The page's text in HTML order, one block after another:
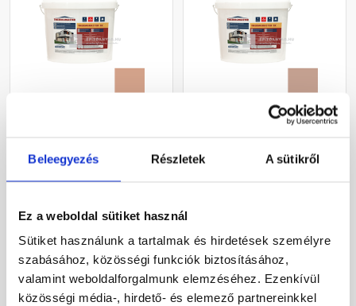
Beleegyezés Részletek A sütikről
Ez a weboldal sütiket használ
Sütiket használunk a tartalmak és hirdetések személyre
szabásához, közösségi funkciók biztosításához,
valamint weboldalforgalmunk elemzéséhez. Ezenkívül
közösségi média-, hirdető- és elemező partnereinkkel
vékonyvakolat, kapart 2
1 226 Ft / kg
Megnézem
vékonyvakolat, kapart 2
1 226 Ft / kg
Megnézem